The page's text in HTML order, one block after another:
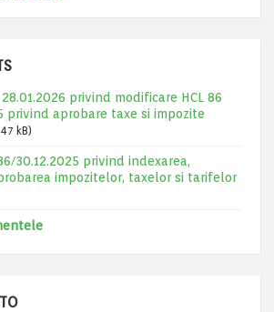
privind modificare HCL 86
privind aprobare taxe si impozite
kB)
30.12.2025 privind indexarea,
impozitelor, taxelor si tarifelor